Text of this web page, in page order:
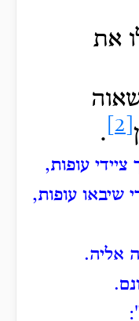
את
.
עופות,
שיבאו עופות,
אליה.